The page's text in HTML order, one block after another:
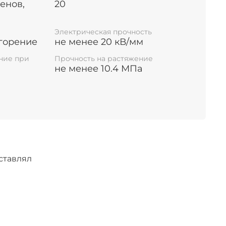
сертификации.
20
Электрическая прочность
не менее 20 кВ/мм
при Прочность на растяжение
не менее 10.4 МПа